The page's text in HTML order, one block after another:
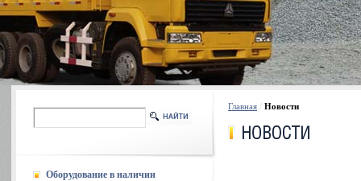
Оборудование в наличии
Главная / Новости